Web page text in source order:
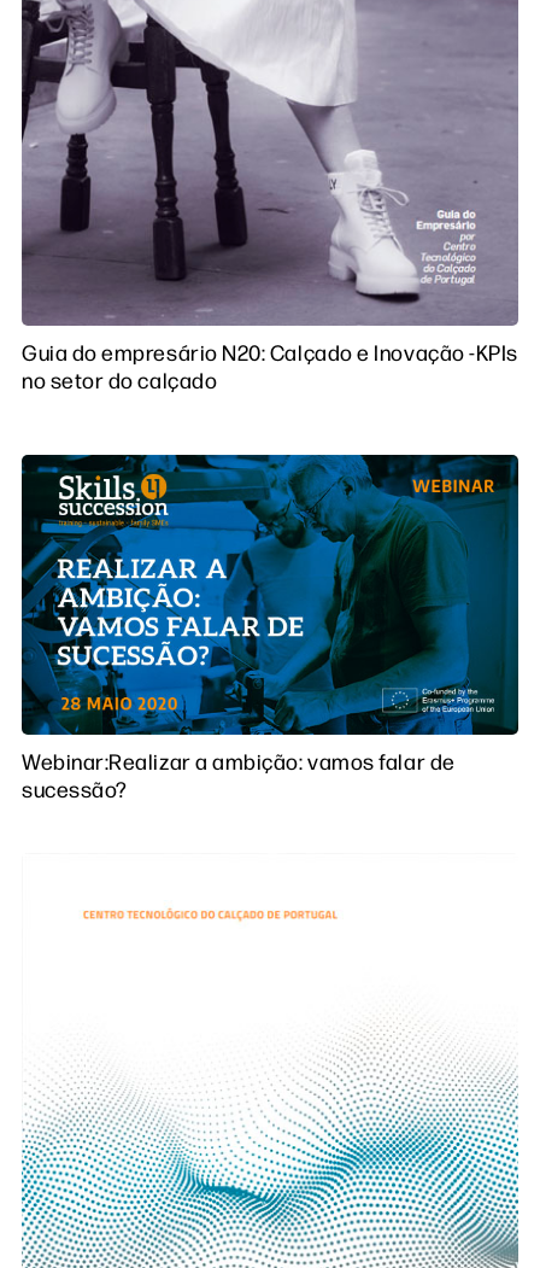
Guia do empresário N20: Calçado e Inovação -KPIs
no setor do calçado
Webinar:Realizar a ambição: vamos falar de
sucessão?